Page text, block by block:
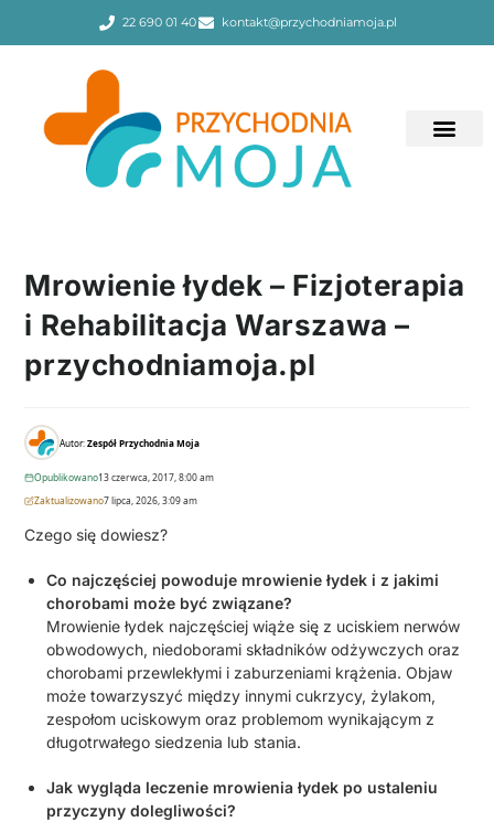
22 690 01 40 kontakt@przychodniamoja.pl
Mrowienie łydek – Fizjoterapia
i Rehabilitacja Warszawa –
przychodniamoja.pl
Autor:Zespół Przychodnia Moja
Opublikowano13 czerwca, 2017, 8:00 am
Zaktualizowano7 lipca, 2026, 3:09 am
Czego się dowiesz?
Co najczęściej powoduje mrowienie łydek i z jakimi
chorobami może być związane?
Mrowienie łydek najczęściej wiąże się z uciskiem nerwów
obwodowych, niedoborami składników odżywczych oraz
chorobami przewlekłymi i zaburzeniami krążenia. Objaw
może towarzyszyć między innymi cukrzycy, żylakom,
zespołom uciskowym oraz problemom wynikającym z
długotrwałego siedzenia lub stania.
Jak wygląda leczenie mrowienia łydek po ustaleniu
przyczyny dolegliwości?